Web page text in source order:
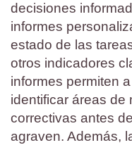
decisiones
informes
estado de las
otros indicadores
informes permiten
identificar áreas de
correctivas antes
agraven. Además,